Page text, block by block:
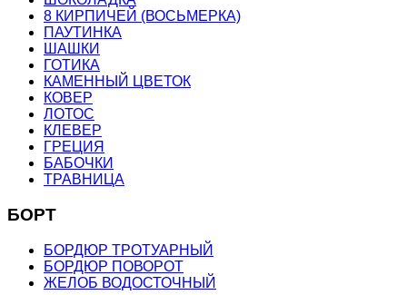
8 КИРПИЧЕЙ (ВОСЬМЕРКА)
ПАУТИНКА
ШАШКИ
ГОТИКА
КАМЕННЫЙ ЦВЕТОК
КОВЕР
ЛОТОС
КЛЕВЕР
ГРЕЦИЯ
БАБОЧКИ
ТРАВНИЦА
БОРТ
БОРДЮР ТРОТУАРНЫЙ
БОРДЮР ПОВОРОТ
ЖЕЛОБ ВОДОСТОЧНЫЙ